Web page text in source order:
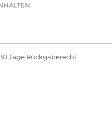
30 Tage Rückgaberecht